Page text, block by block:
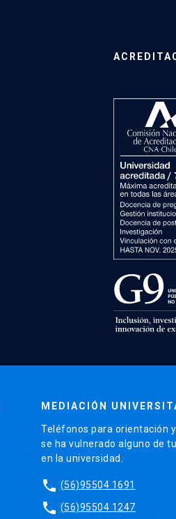
MEDIACIÓN
Teléfonos para orientación
se ha vulnerado alguno de
en la universidad.
phone (56)95504 1691
phone (56)95504 1247